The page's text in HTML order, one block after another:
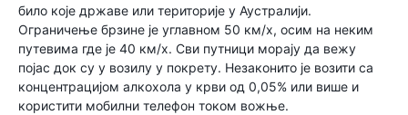
било које државе или територије у Аустралији.
Ограничење брзине је углавном 50 км/х, осим на неким
путевима где је 40 км/х. Сви путници морају да вежу
појас док су у возилу у покрету. Незаконито је возити са
концентрацијом алкохола у крви од 0,05% или више и
користити мобилни телефон током вожње.